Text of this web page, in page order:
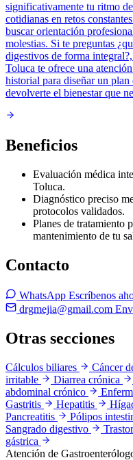
significativamente tu ritmo
cotidianas en retos
buscar orientación
molestias. Si te preguntas
digestivos de forma
Toluca te ofrece una
historial para diseñar un
devolverte el bienestar que
Beneficios
Evaluación médica
Toluca.
Diagnóstico preciso
protocolos validados.
Planes de tratamiento
mantenimiento de tu
Contacto
WhatsApp Escríbenos
drgmejia@gmail.com
Otras secciones
Cálculos biliares Cáncer
irritable
Diarrea crónica
abdominal crónico
Gastritis
Hepatitis
Pancreatitis
Pólipos
Sangrado digestivo
gástrica
Atención de